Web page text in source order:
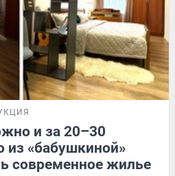
и за 20–30
из «бабушкиной»
современное жилье